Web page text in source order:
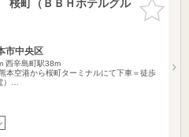
お気に入
りに追加
桜町（ＢＢＨホテルグル
市中央区
西辛島町駅38m
本空港から桜町ターミナルにて下車＝徒歩
）…